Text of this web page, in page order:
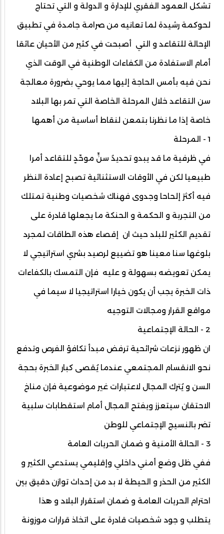
تشكل العمود الفقري للإدارة و الدولة و التي تحتاج
لحوكمة رشيدة لما تعانيه من صرامة جامدة في تطبيق
الإحالة للتقاعد و التي أصبحت في كثير من الأحيان عائقا
أمام الاستفادة من الكفاءات الوطنية في الوقت الذي
نحن فيه بأمس الحاجة إليها مما يوحي بضرورة معالجة
سن التقاعد خلال المرحلة الخاصة التي تمر بها البلاد
خاصة إذا ما نظرنا بتمعن لنقاط أساسية من أهمها
1 - المرحلة
في ظرفية ما قد يبدو تحديدُ سنٍّ موحّدٍ للتقاعد أمرا
طبيعيا لكن في الأوقات الاستثنائية تصبح إعادة النظر
فيه أكثرَ إلحاحا وجدوى فهناك شخصيات وطنية تمتلك
من التجربة و الحكمة و الحنكة ما يجعلها قادرة على
تقديم الكثير للبلد حيث ان إقصاء هذه الطاقات لمجرد
بلوغها سنا معينا هو تضييع لرصيد بشري استراتيجي لا
يمكن تعويضه بسهولة و عليه فإن التمسك بالكفاءات
ذات الخبرة يجب أن يكون خيارا استراتيجيا لا سيما في
مواقع القرار ومجالات التوجيه
2 - الحالة الإجتماعية
ان ظهور نزعات شرائحية ترفض مبدأ تكافؤ الفرص وتدفع
نحو الانقسام المجتمعي عندما يُقصى كبار الخبرة بحجة
السن و يُترك المجال لاعتبارات غير موضوعية فإن مناخ
الاحتقان سيتعزز ويفتح المجال أمام استقطابات سلبية
تضر بالنسيج الإجتماعي للوطن
3 - الحالة الأمنية و ضمان الحريات العامة
ففي ظل وضع أمني داخلي وإقليمي يستدعي الكثير و
الكثير من الحذر و الحيطة لا بد من إحداث توازن دقيق بين
احترام الحريات العامة و ضمان استقرار البلاد و هذا
يتطلب و جود شخصيات قادرة على اتخاذ قرارات موزونة